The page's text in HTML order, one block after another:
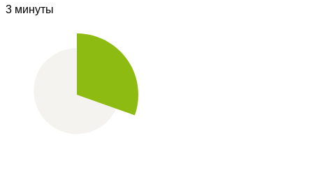
3 минуты